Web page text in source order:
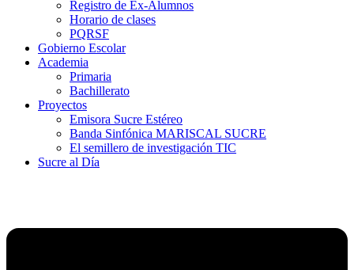
Registro de Ex-Alumnos
Horario de clases
PQRSF
Gobierno Escolar
Academia
Primaria
Bachillerato
Proyectos
Emisora Sucre Estéreo
Banda Sinfónica MARISCAL SUCRE
El semillero de investigación TIC
Sucre al Día